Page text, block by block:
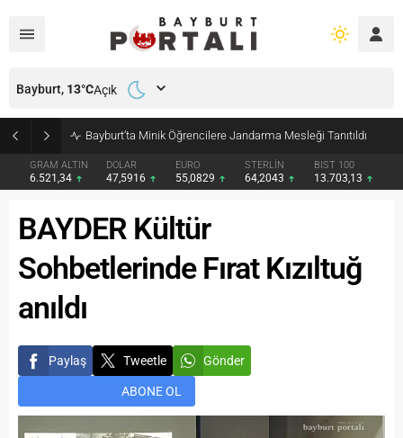
Bayburt’ta Minik Öğrencilere Jandarma Mesleği Tanıtıldı
GRAM ALTIN
6.521,34
DOLAR
47,5916
EURO
55,0829
STERLİN
64,2043
BIST 100
13.703,13
Bayburt, 13°CAçık
BAYDER Kültür
Sohbetlerinde Fırat Kızıltuğ
anıldı
Paylaş Tweetle Gönder
ABONE OL